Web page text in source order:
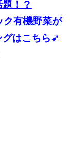
！？
ク有機野菜が
グはこちら➹